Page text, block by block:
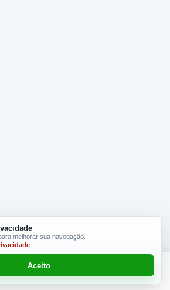
Adicionar R$ 12,00
melhorar sua navegação.
Aceito